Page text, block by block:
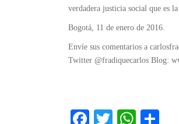
verdadera justicia social que es
Bogotá, 11 de enero de 2016.
Envíe sus comentarios a
Twitter @fradiquecarlos Blog:
Fa T W